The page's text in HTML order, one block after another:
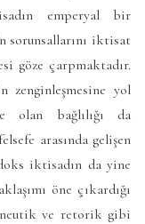
emperyal bir
sorunsallarını iktisat
göze çarpmaktadır.
yol
olan bağlılığı da
arasında gelişen
iktisadın da yine
öne çıkardığı
ve retorik gibi